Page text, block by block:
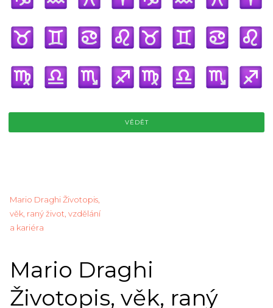
VĚDĚT
Mario Draghi Životopis,
věk, raný život, vzdělání
a kariéra
Mario Draghi
Životopis, věk, raný